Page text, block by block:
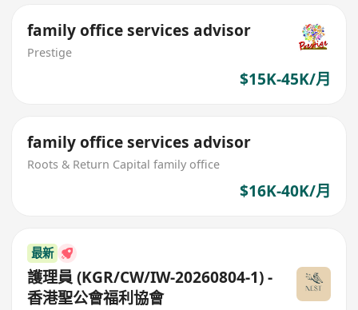
family office services advisor
Prestige
$15K-45K/月
family office services advisor
Roots & Return Capital family office
$16K-40K/月
最新
護理員 (KGR/CW/IW-20260804-1) -
香港聖公會福利協會